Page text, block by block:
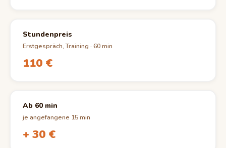
Stundenpreis
Erstgespräch, Training · 60 min
110 €
Ab 60 min
je angefangene 15 min
+ 30 €